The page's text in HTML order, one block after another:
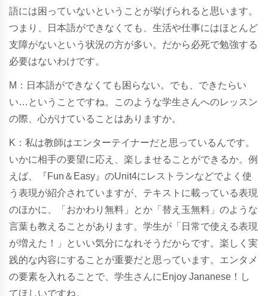
語には困っていないということが挙げられると思います。
つまり、日本語ができなくても、生活や仕事にはほとんど
支障がないという状況の方が多い。だから必死で勉強する
必要はないわけです。
M：日本語ができなくても困らない。でも、できたらい
い…ということですね。このような学生さんへのレッスン
の際、心がけていることはありますか。
K：私は教師はエンターテイナーだと思っているんです。
いかに相手の要望に応え、楽しませることができるか。例
えば、『Fun＆Easy』のUnit4にレストランなどでよく使
う表現が紹介されていますが、テキストに載っている表現
のほかに、「おかわり無料」とか「替え玉無料」のような
言葉も教えることがあります。学生が「日常で使える表現
が増えた！」といい気分になれそうだからです。楽しく実
践的な内容にすることが重要だと思っています。エンタメ
の要素を入れることで、学生さんにEnjoy Jananese！し
てほしいですね。